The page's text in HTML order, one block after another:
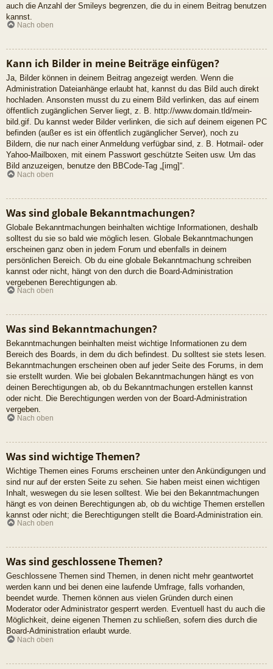
auch die Anzahl der Smileys begrenzen, die du in einem Beitrag benutzen
kannst.
Nach oben
Kann ich Bilder in meine Beiträge einfügen?
Ja, Bilder können in deinem Beitrag angezeigt werden. Wenn die
Administration Dateianhänge erlaubt hat, kannst du das Bild auch direkt
hochladen. Ansonsten musst du zu einem Bild verlinken, das auf einem
öffentlich zugänglichen Server liegt, z. B. http://www.domain.tld/mein-
bild.gif. Du kannst weder Bilder verlinken, die sich auf deinem eigenen PC
befinden (außer es ist ein öffentlich zugänglicher Server), noch zu
Bildern, die nur nach einer Anmeldung verfügbar sind, z. B. Hotmail- oder
Yahoo-Mailboxen, mit einem Passwort geschützte Seiten usw. Um das
Bild anzuzeigen, benutze den BBCode-Tag „[img]“.
Nach oben
Was sind globale Bekanntmachungen?
Globale Bekanntmachungen beinhalten wichtige Informationen, deshalb
solltest du sie so bald wie möglich lesen. Globale Bekanntmachungen
erscheinen ganz oben in jedem Forum und ebenfalls in deinem
persönlichen Bereich. Ob du eine globale Bekanntmachung schreiben
kannst oder nicht, hängt von den durch die Board-Administration
vergebenen Berechtigungen ab.
Nach oben
Was sind Bekanntmachungen?
Bekanntmachungen beinhalten meist wichtige Informationen zu dem
Bereich des Boards, in dem du dich befindest. Du solltest sie stets lesen.
Bekanntmachungen erscheinen oben auf jeder Seite des Forums, in dem
sie erstellt wurden. Wie bei globalen Bekanntmachungen hängt es von
deinen Berechtigungen ab, ob du Bekanntmachungen erstellen kannst
oder nicht. Die Berechtigungen werden von der Board-Administration
vergeben.
Nach oben
Was sind wichtige Themen?
Wichtige Themen eines Forums erscheinen unter den Ankündigungen und
sind nur auf der ersten Seite zu sehen. Sie haben meist einen wichtigen
Inhalt, weswegen du sie lesen solltest. Wie bei den Bekanntmachungen
hängt es von deinen Berechtigungen ab, ob du wichtige Themen erstellen
kannst oder nicht; die Berechtigungen stellt die Board-Administration ein.
Nach oben
Was sind geschlossene Themen?
Geschlossene Themen sind Themen, in denen nicht mehr geantwortet
werden kann und bei denen eine laufende Umfrage, falls vorhanden,
beendet wurde. Themen können aus vielen Gründen durch einen
Moderator oder Administrator gesperrt werden. Eventuell hast du auch die
Möglichkeit, deine eigenen Themen zu schließen, sofern dies durch die
Board-Administration erlaubt wurde.
Nach oben